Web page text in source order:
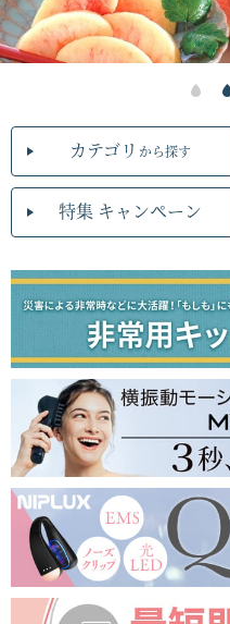
カテゴリ から探す
特集 キャンペーン